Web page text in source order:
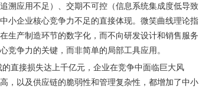
溯应用不足）、交期不可控（信息系统集成度低导致
小企业核心竞争力不足的直接体现。微笑曲线理论指
生产制造环节的数字化，而不向研发设计和销售服务
争力的关键，而非简单的局部工具应用。
直接损失达上千亿元，企业在竞争中面临巨大风
，以及供应链的脆弱性和管理复杂性，都增加了中小